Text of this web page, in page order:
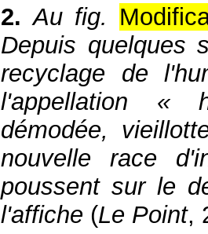
2. Au fig.
Depuis quelques
recyclage de
l'appellation «
démodée,
nouvelle race
poussent sur le
l'affiche (Le Point,